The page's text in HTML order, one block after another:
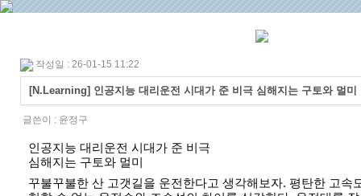
작성일 : 26-01-15 11:22
[N.Learning] 인공지능 대리운전 시대가 준 비극 심해지는 구토와 멀미
글쓴이 : 윤정구
인공지능 대리운전 시대가 준 비극
심해지는 구토와 멀미
꾸불꾸불한 산 고갯길을 운전한다고 생각해보자. 평탄한 고속